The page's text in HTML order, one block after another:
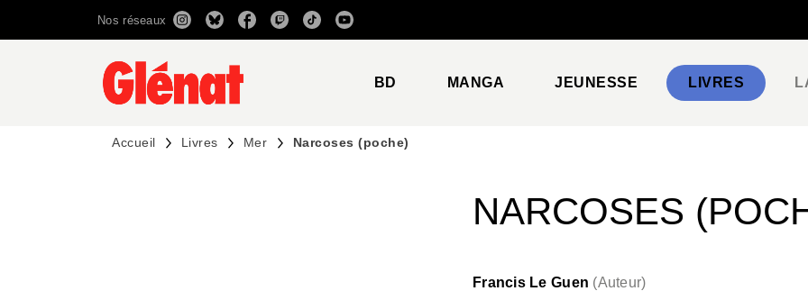
RECHERCHE CONTENU
Nos réseaux
BD MANGA JEUNESSE LIVRES
Accueil Livres Mer Narcoses (poche)
NARCOSES
Francis Le Guen (Auteur)